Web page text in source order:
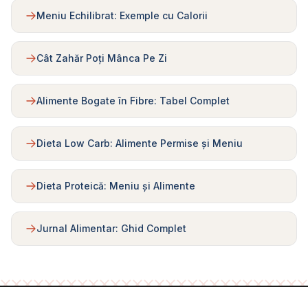
Meniu Echilibrat: Exemple cu Calorii
Cât Zahăr Poți Mânca Pe Zi
Alimente Bogate în Fibre: Tabel Complet
Dieta Low Carb: Alimente Permise și Meniu
Dieta Proteică: Meniu și Alimente
Jurnal Alimentar: Ghid Complet